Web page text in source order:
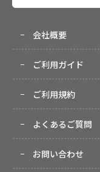
会社概要
ご利用ガイド
ご利用規約
よくあるご質問
お問い合わせ